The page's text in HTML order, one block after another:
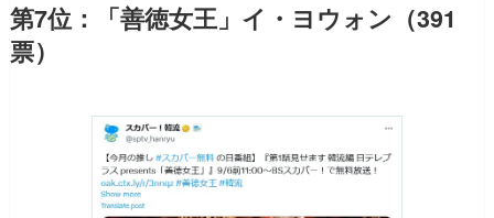
第7位：「善徳女王」イ・ヨウォン（391
票）